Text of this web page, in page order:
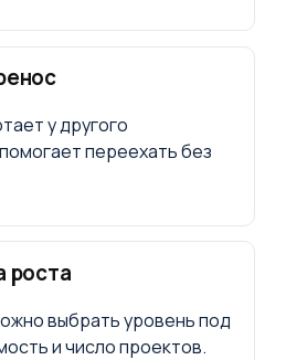
у другого
переехать без
роста
выбрать уровень под
и число проектов.